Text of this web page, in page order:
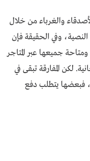
والغرباء من خلال
وفي الحقيقة فإن
جميعها عبر المتاجر
لكن المفارقة تبقى في
فبعضها يتطلب دفع